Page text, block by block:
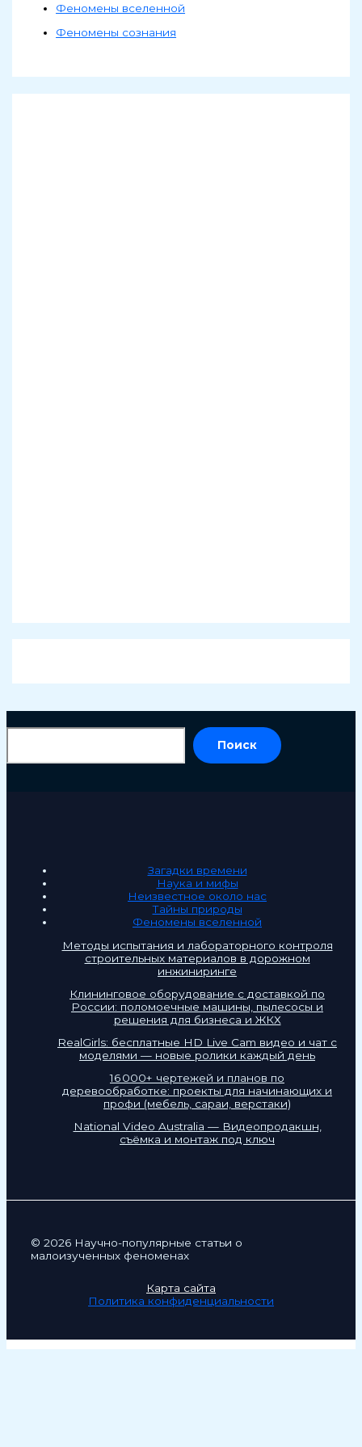
Феномены вселенной
Феномены сознания
Поиск
Загадки времени
Наука и мифы
Неизвестное около нас
Тайны природы
Феномены вселенной
Методы испытания и лабораторного контроля
строительных материалов в дорожном
инжиниринге
Клининговое оборудование с доставкой по
России: поломоечные машины, пылесосы и
решения для бизнеса и ЖКХ
RealGirls: бесплатные HD Live Cam видео и чат с
моделями — новые ролики каждый день
16 000+ чертежей и планов по
деревообработке: проекты для начинающих и
профи (мебель, сараи, верстаки)
National Video Australia — Видеопродакшн,
съёмка и монтаж под ключ
© 2026 Научно-популярные статьи о
малоизученных феноменах
Карта сайта
Политика конфиденциальности